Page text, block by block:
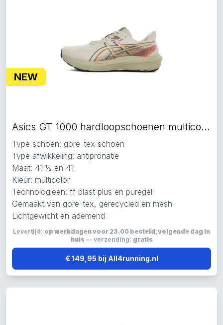
NEW
Asics GT 1000 hardloopschoenen multicolor
Type schoen: gore-tex schoen
Type afwikkeling: antipronatie
Maat: 41 ½ en 41
Kleur: multicolor
Technologieën: ff blast plus en puregel
Gemaakt van gore-tex, gerecycled en mesh
Lichtgewicht en ademend
Levertijd: op werkdagen voor 23.00 besteld, volgende dag in
huis— verzending: gratis
€ 149,95 bij All4running.nl